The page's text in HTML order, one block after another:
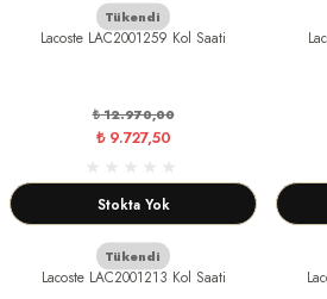
Tükendi
Lacoste LAC2001259 Kol Saati
₺ 12.970,00
₺ 9.727,50
Stokta Yok
Tükendi
Lacoste LAC2001213 Kol Saati